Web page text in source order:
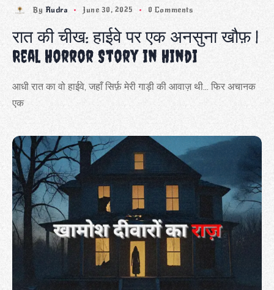
By Rudra June 30, 2025 0 Comments
रात की चीख: हाईवे पर एक अनसुना खौफ़ |
Real Horror Story in Hindi
आधी रात का वो हाईवे, जहाँ सिर्फ़ मेरी गाड़ी की आवाज़ थी... फिर अचानक
एक